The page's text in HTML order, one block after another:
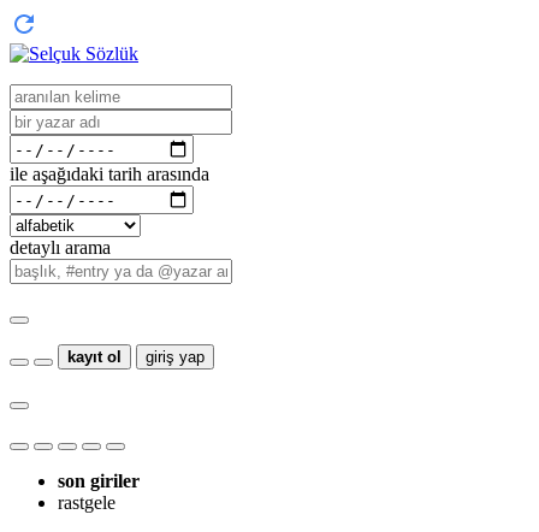
ile aşağıdaki tarih arasında
detaylı arama
kayıt ol giriş yap
son giriler
rastgele